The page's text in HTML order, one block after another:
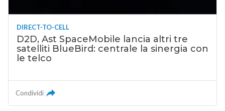
DIRECT-TO-CELL
D2D, Ast SpaceMobile lancia altri tre
satelliti BlueBird: centrale la sinergia con
le telco
Condividi